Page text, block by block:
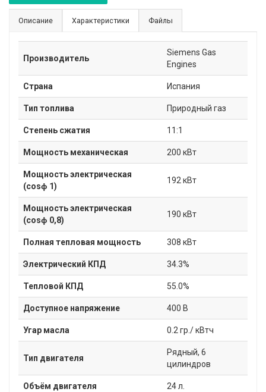
Описание Характеристики Файлы
Производитель
Siemens Gas
Engines
Страна Испания
Тип топлива Природный газ
Степень сжатия 11:1
Мощность механическая 200 кВт
Мощность электрическая
(cosɸ 1)
192 кВт
Мощность электрическая
(cosɸ 0,8)
190 кВт
Полная тепловая мощность 308 кВт
Электрический КПД 34.3%
Тепловой КПД 55.0%
Доступное напряжение 400 В
Угар масла 0.2 гр./ кВтч
Тип двигателя
Рядный, 6
цилиндров
Объём двигателя 24 л.